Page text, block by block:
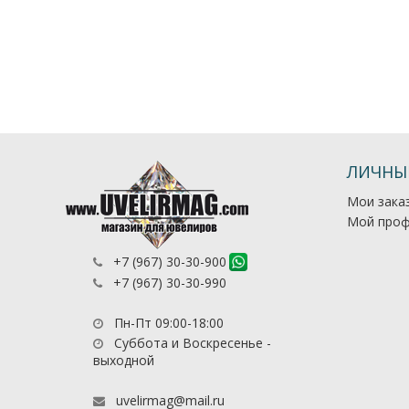
+7 (967) 30-30-900
+7 (967) 30-30-990
Пн-Пт 09:00-18:00
Суббота и Воскресенье -
выходной
uvelirmag@mail.ru
Мои
Мой